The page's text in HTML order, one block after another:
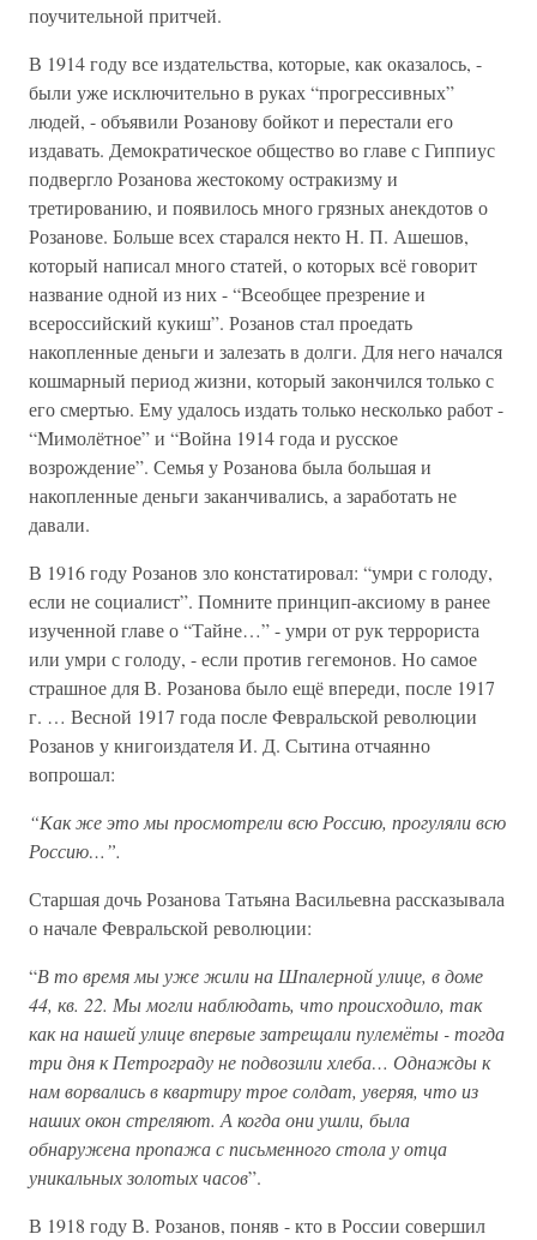
поучительной притчей.
В 1914 году все издательства, которые, как оказалось, -
были уже исключительно в руках “прогрессивных”
людей, - объявили Розанову бойкот и перестали его
издавать. Демократическое общество во главе с Гиппиус
подвергло Розанова жестокому остракизму и
третированию, и появилось много грязных анекдотов о
Розанове. Больше всех старался некто Н. П. Ашешов,
который написал много статей, о которых всё говорит
название одной из них - “Всеобщее презрение и
всероссийский кукиш”. Розанов стал проедать
накопленные деньги и залезать в долги. Для него начался
кошмарный период жизни, который закончился только с
его смертью. Ему удалось издать только несколько работ -
“Мимолётное” и “Война 1914 года и русское
возрождение”. Семья у Розанова была большая и
накопленные деньги заканчивались, а заработать не
давали.
В 1916 году Розанов зло констатировал: “умри с голоду,
если не социалист”. Помните принцип-аксиому в ранее
изученной главе о “Тайне…” - умри от рук террориста
или умри с голоду, - если против гегемонов. Но самое
страшное для В. Розанова было ещё впереди, после 1917
г. … Весной 1917 года после Февральской революции
Розанов у книгоиздателя И. Д. Сытина отчаянно
вопрошал:
“Как же это мы просмотрели всю Россию, прогуляли всю
Россию…”.
Старшая дочь Розанова Татьяна Васильевна рассказывала
о начале Февральской революции:
“В то время мы уже жили на Шпалерной улице, в доме
44, кв. 22. Мы могли наблюдать, что происходило, так
как на нашей улице впервые затрещали пулемёты - тогда
три дня к Петрограду не подвозили хлеба… Однажды к
нам ворвались в квартиру трое солдат, уверяя, что из
наших окон стреляют. А когда они ушли, была
обнаружена пропажа с письменного стола у отца
уникальных золотых часов”.
В 1918 году В. Розанов, поняв - кто в России совершил